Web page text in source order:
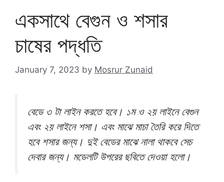
একসাথে বেগুন ও শসার
চাষের পদ্ধতি
January 7, 2023 by Mosrur Zunaid
বেডে ৩ টা লাইন করতে হবে। ১ম ও ২য় লাইনে বেগুন
এবং ২য় লাইনে শসা। এবং মাঝে মাচা তৈরি করে দিতে
হবে শসার জন্য। দুই বেডের মাঝে নালা থাকবে সেচ
দেবার জন্য। মডেলটি উপরের ছবিতে দেওয়া হলো।